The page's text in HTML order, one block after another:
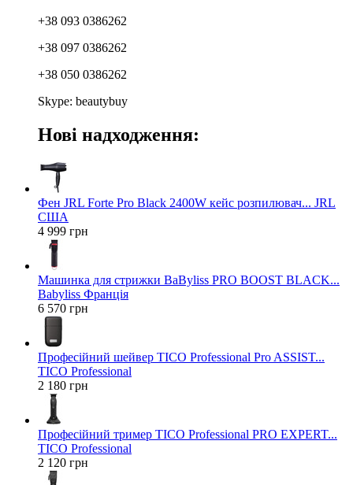
+38 093 0386262
+38 097 0386262
+38 050 0386262
Skype: beautybuy
Нові надходження:
Фен JRL Forte Pro Black 2400W кейс розпилювач... JRL
США
4 999 грн
Машинка для стрижки BaByliss PRO BOOST BLACK...
Babyliss Франція
6 570 грн
Професійний шейвер TICO Professional Pro ASSIST...
TICO Professional
2 180 грн
Професійний тример TICO Professional PRO EXPERT...
TICO Professional
2 120 грн